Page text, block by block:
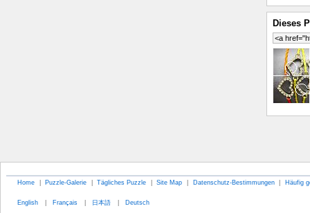
Dieses
Home | Puzzle-Galerie | Tägliches Puzzle | Site Map | Datenschutz-Bestimmungen | Häufig
English | Français | 日本語 | Deutsch